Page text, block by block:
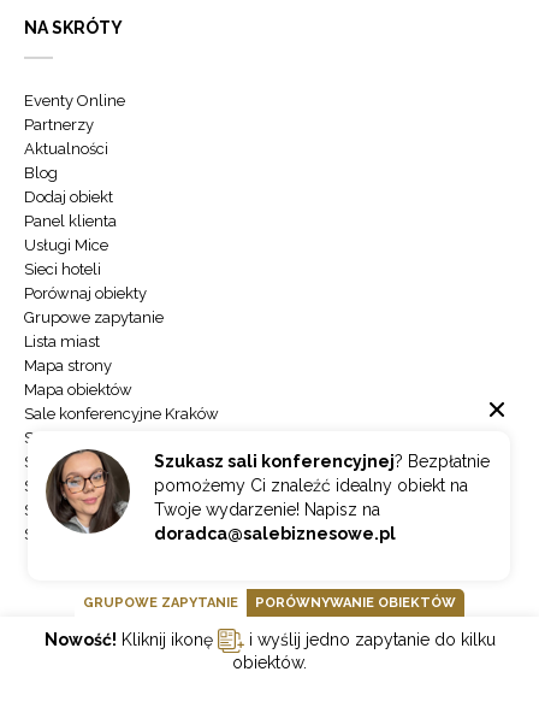
Szukasz sali konferencyjnej? Bezpłatnie
pomożemy Ci znaleźć idealny obiekt na
Twoje wydarzenie! Napisz na
doradca@salebiznesowe.pl
NA SKRÓTY
Eventy Online
Partnerzy
Aktualności
Blog
Dodaj obiekt
Panel klienta
Usługi Mice
Sieci hoteli
Porównaj obiekty
Grupowe zapytanie
Lista miast
Mapa strony
Mapa obiektów
Sale konferencyjne Kraków
Sale konferencyjne Warszawa
Sale konferencyjne Zakopane
Sale konferencyjne Gdańsk
Sale konferencyjne Łódź
Sale konferencyjne Wrocław
NEWSLETTER
GRUPOWE ZAPYTANIE PORÓWNYWANIE OBIEKTÓW
Nowość! Kliknij ikonę
i wyślij jedno zapytanie do kilku
obiektów.